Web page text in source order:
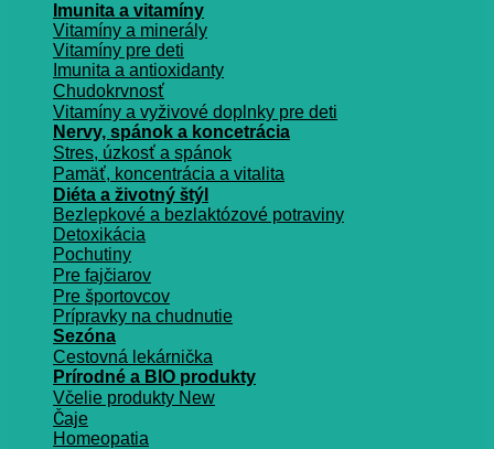
Imunita a vitamíny
Vitamíny a minerály
Vitamíny pre deti
Imunita a antioxidanty
Chudokrvnosť
Vitamíny a vyživové doplnky pre deti
Nervy, spánok a koncetrácia
Stres, úzkosť a spánok
Pamäť, koncentrácia a vitalita
Diéta a životný štýl
Bezlepkové a bezlaktózové potraviny
Detoxikácia
Pochutiny
Pre fajčiarov
Pre športovcov
Prípravky na chudnutie
Sezóna
Cestovná lekárnička
Prírodné a BIO produkty
Včelie produkty
Čaje
Homeopatia